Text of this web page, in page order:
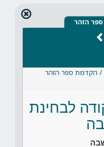
הזהר ×
/ הקדמת ספר הזהר
לבחינת